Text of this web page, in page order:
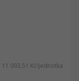
11 093,51 Kč/jednotka